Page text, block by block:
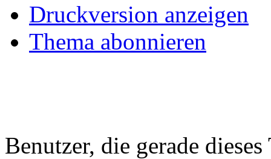
Druckversion anzeigen
Thema abonnieren
Benutzer, die gerade